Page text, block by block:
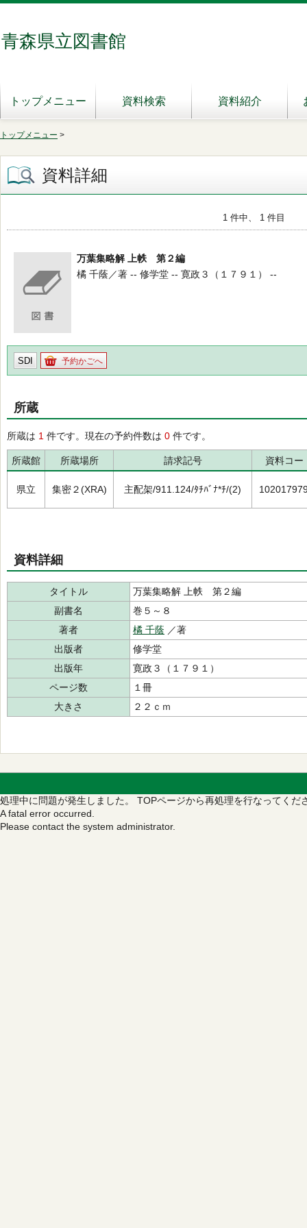
青森県立図書館
トップメニュー 資料検索 資料紹介
トップメニュー >
資料詳細
1 件中、 1 件目
万葉集略解 上帙 第２編
橘 千蔭／著 -- 修学堂 -- 寛政３（１７９１） --
SDI 予約かごへ
所蔵
所蔵は 1 件です。現在の予約件数は 0 件です。
所蔵館 所蔵場所 請求記号 資料コー
県立 集密２(XRA) 主配架/911.124/ﾀﾁﾊﾞﾅ*ﾁ/(2)
資料詳細
タイトル
万葉集略解 上帙 第２編
副書名
巻５～８
著者
橘 千蔭 ／著
出版者
修学堂
出版年
寛政３（１７９１）
ページ数
１冊
大きさ
２２ｃｍ
処理中に問題が発生しました。 TOPページから再処理を行なってくだ
A fatal error occurred.
Please contact the system administrator.